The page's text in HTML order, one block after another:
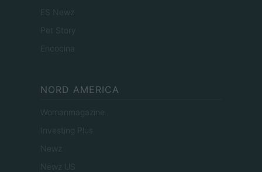
ES Newz
Pet Story
Encocina
NORD AMERICA
Womanmagazine
Investing Plus
Newz
Newz US